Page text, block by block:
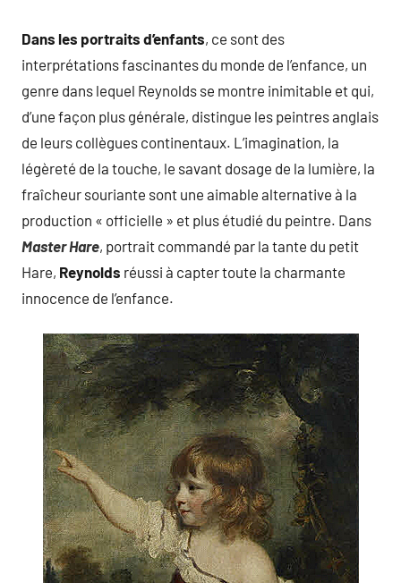
Dans les portraits d’enfants, ce sont des
interprétations fascinantes du monde de l’enfance, un
genre dans lequel Reynolds se montre inimitable et qui,
d’une façon plus générale, distingue les peintres anglais
de leurs collègues continentaux. L’imagination, la
légèreté de la touche, le savant dosage de la lumière, la
fraîcheur souriante sont une aimable alternative à la
production « officielle » et plus étudié du peintre. Dans
Master Hare, portrait commandé par la tante du petit
Hare, Reynolds réussi à capter toute la charmante
innocence de l’enfance.